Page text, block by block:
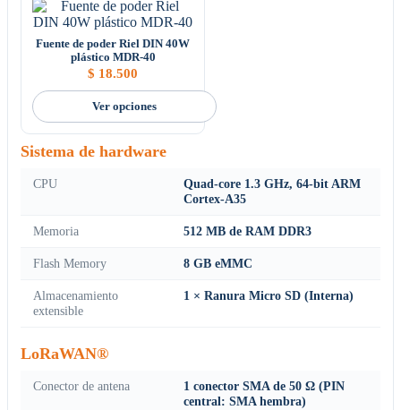
Fuente de poder Riel DIN 40W
plástico MDR-40
$ 18.500
Ver opciones
Sistema de hardware
CPU
Quad-core 1.3 GHz, 64-bit ARM
Cortex-A35
Memoria 512 MB de RAM DDR3
Flash Memory 8 GB eMMC
Almacenamiento
extensible
1 × Ranura Micro SD (Interna)
LoRaWAN®
Conector de antena
1 conector SMA de 50 Ω (PIN
central: SMA hembra)